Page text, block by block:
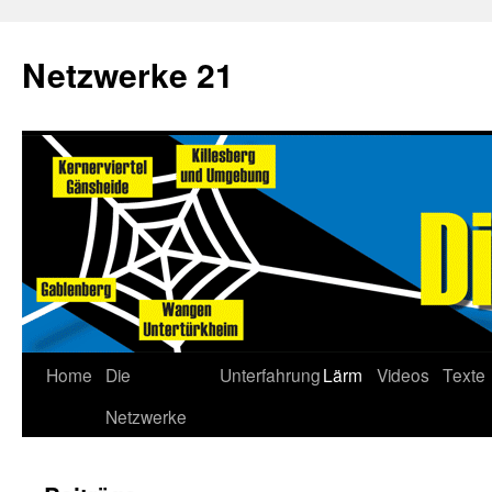
Netzwerke 21
Home
Die
Netzwerke
UnterfahrungLärm Videos Texte